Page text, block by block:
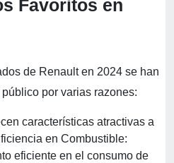
Favoritos en
de Renault en 2024 se han
por varias razones:
características atractivas a
en Combustible:
eficiente en el consumo de